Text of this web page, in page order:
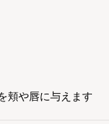
頬や唇に与えます